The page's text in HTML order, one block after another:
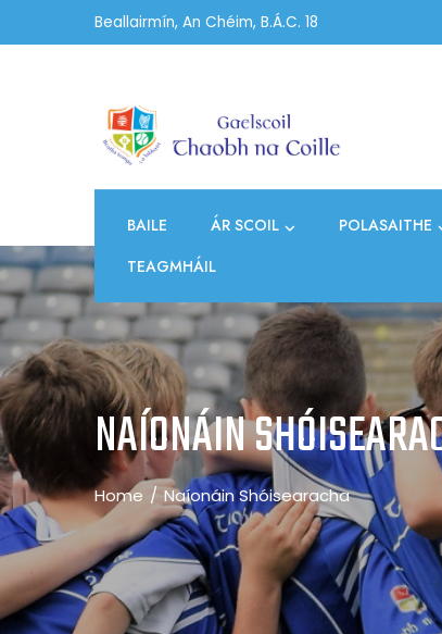
to
Beallairmín, An Chéim, B.Á.C. 18
BAILE ÁR SCOIL POLASAITHE
TEAGMHÁIL
NAÍONÁIN
Home Naíonáin Shóisearacha